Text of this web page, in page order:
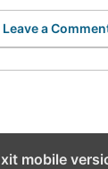
Leave a
mobile